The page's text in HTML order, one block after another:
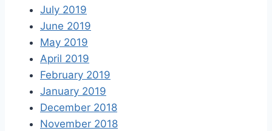
July 2019
June 2019
May 2019
April 2019
February 2019
January 2019
December 2018
November 2018